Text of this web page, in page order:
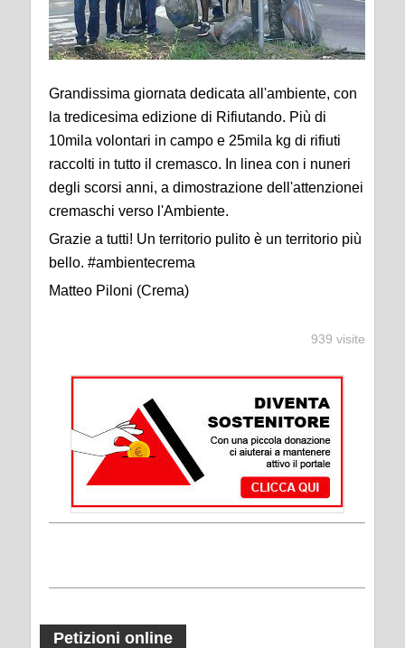
Grandissima giornata dedicata all'ambiente, con
la tredicesima edizione di Rifiutando. Più di
10mila volontari in campo e 25mila kg di rifiuti
raccolti in tutto il cremasco. In linea con i nuneri
degli scorsi anni, a dimostrazione dell'attenzionei
cremaschi verso l'Ambiente.
Grazie a tutti! Un territorio pulito è un territorio più
bello. #ambientecrema
Matteo Piloni (Crema)
939 visite
Petizioni online